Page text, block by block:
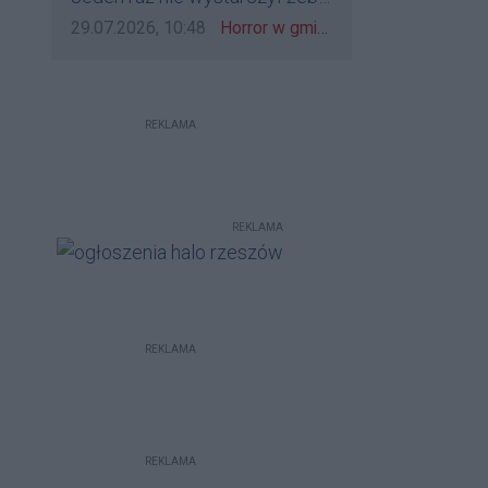
bo to zagorzali pisowcy
go zatrzymać?
Data dodania komentarza:
29.07.2026, 10:48 Źródło komentarza:
Horror w gminie Łańcut. Mieszkaniec Rzeszowa terroryzował rodzinę nożem i zaatakował policjantów! [VIDEO]
REKLAMA
REKLAMA
REKLAMA
REKLAMA